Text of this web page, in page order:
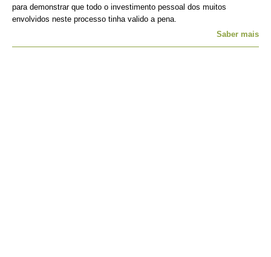
para demonstrar que todo o investimento pessoal dos muitos
envolvidos neste processo tinha valido a pena.
Saber mais